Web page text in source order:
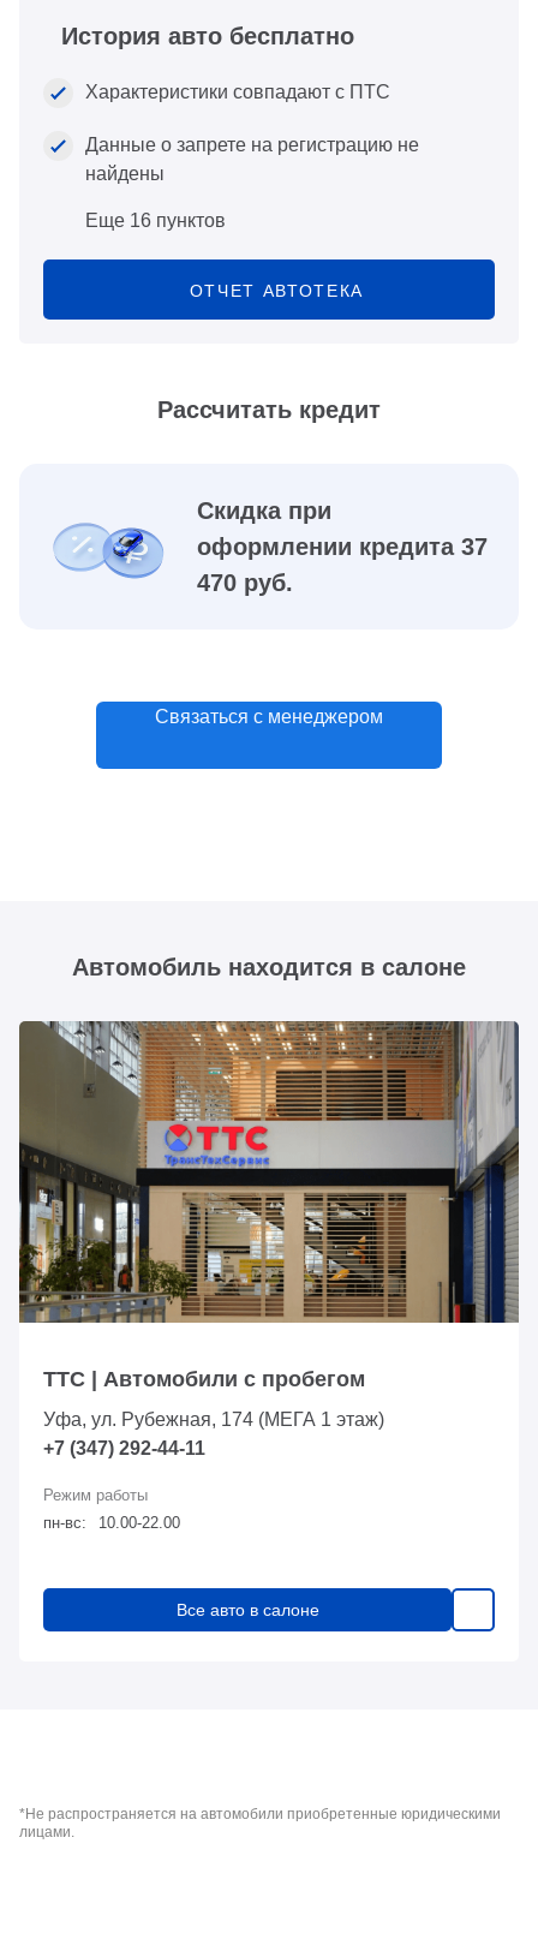
История авто бесплатно
Характеристики совпадают с ПТС
Данные о запрете на регистрацию не
найдены
Еще 16 пунктов
ОТЧЕТ АВТОТЕКА
Рассчитать кредит
Скидка при
оформлении кредита 37
470 руб.
Связаться с менеджером
Автомобиль находится в салоне
ТТС | Автомобили с пробегом
Уфа, ул. Рубежная, 174 (МЕГА 1 этаж)
+7 (347) 292-44-11
пн-вс: 10.00-22.00
Все авто в салоне
*Не распространяется на автомобили приобретенные юридическими
лицами.